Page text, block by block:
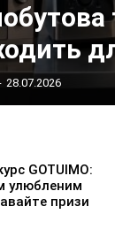
28.07.2026
GOTUIMO:
улюбленим
призи